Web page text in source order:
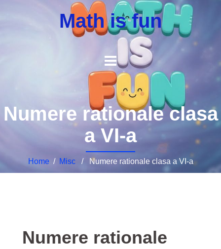
Math is fun
Numere rationale clasa
a VI-a
Home/ Misc/ Numere rationale clasa a VI-a
Numere rationale